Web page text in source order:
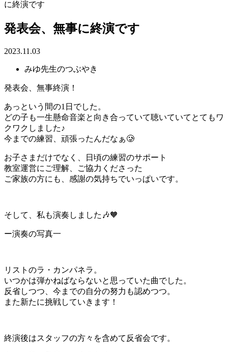
に終演です
発表会、無事に終演です
2023.11.03
みゆ先生のつぶやき
発表会、無事終演！
あっという間の1日でした。
どの子も一生懸命音楽と向き合っていて聴いていてとてもワ
クワクしました♪
今までの練習、頑張ったんだなぁ🥲
お子さまだけでなく、日頃の練習のサポート
教室運営にご理解、ご協力くださった
ご家族の方にも、感謝の気持ちでいっぱいです。
そして、私も演奏しました🎶🧡
ー演奏の写真一
リストのラ・カンパネラ。
いつかは弾かねばならないと思っていた曲でした。
反省しつつ、今までの自分の努力も認めつつ。
また新たに挑戦していきます！
終演後はスタッフの方々を含めて反省会です。